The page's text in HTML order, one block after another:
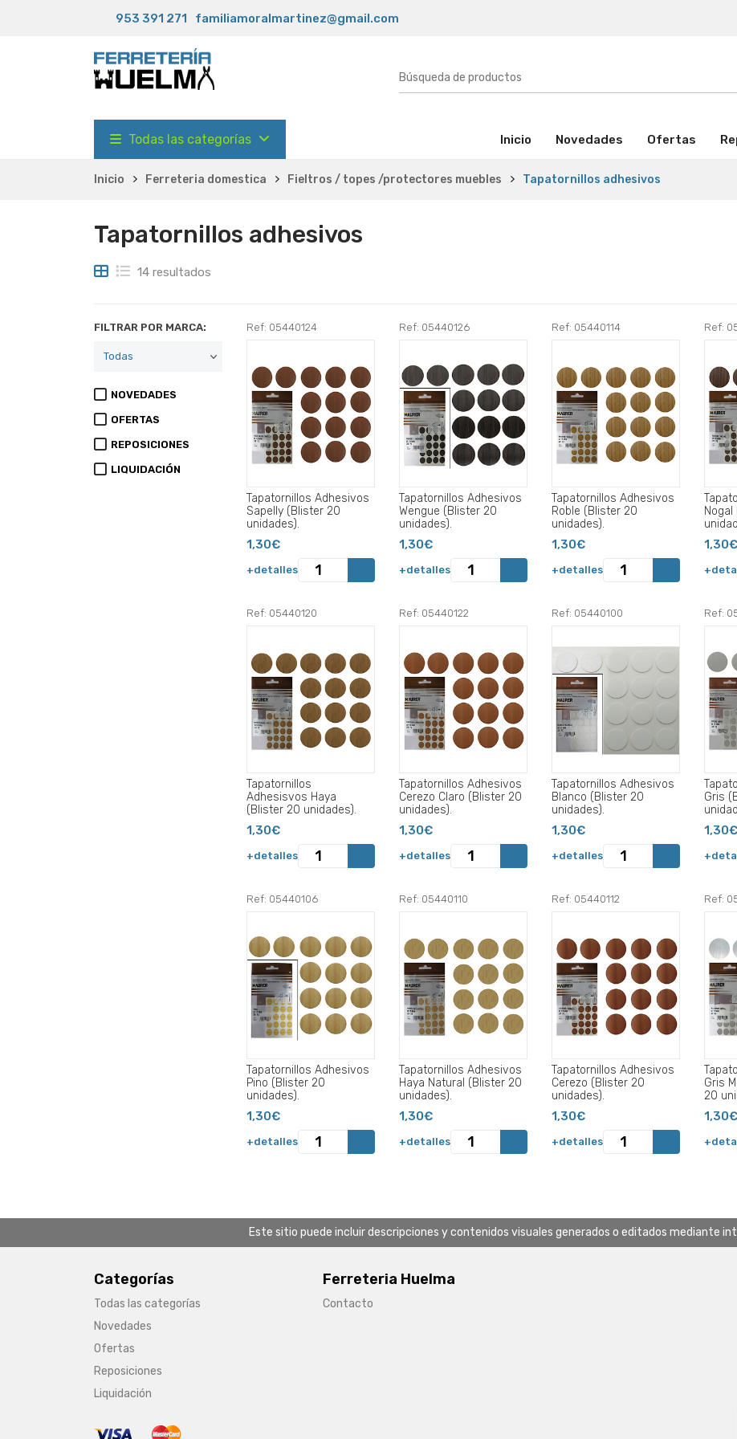
953 391 271 familiamoralmartinez@gmail.com
Todas las categorías Inicio (activo)Novedades Ofertas
Inicio Ferreteria domestica Fieltros / topes /protectores muebles Tapatornillos adhesivos
Tapatornillos adhesivos
14 resultados
FILTRAR POR MARCA:
NOVEDADES
OFERTAS
REPOSICIONES
LIQUIDACIÓN
Ref: 05440124
Tapatornillos Adhesivos
Sapelly (Blister 20
unidades).
1,30€
+detalles
Ref: 05440126
Tapatornillos Adhesivos
Wengue (Blister 20
unidades).
1,30€
+detalles
Ref: 05440114
Tapatornillos Adhesivos
Roble (Blister 20
unidades).
1,30€
+detalles
Ref:
1,30€
Ref: 05440120
Tapatornillos
Adhesisvos Haya
(Blister 20 unidades).
1,30€
+detalles
Ref: 05440122
Tapatornillos Adhesivos
Cerezo Claro (Blister 20
unidades).
1,30€
+detalles
Ref: 05440100
Tapatornillos Adhesivos
Blanco (Blister 20
unidades).
1,30€
+detalles
Ref:
Gris
1,30€
Ref: 05440106
Tapatornillos Adhesivos
Pino (Blister 20
unidades).
1,30€
+detalles
Ref: 05440110
Tapatornillos Adhesivos
Haya Natural (Blister 20
unidades).
1,30€
+detalles
Ref: 05440112
Tapatornillos Adhesivos
Cerezo (Blister 20
unidades).
1,30€
+detalles
Ref:
Gris
20
1,30€
Este sitio puede incluir descripciones y contenidos visuales generados o editados mediante
Categorías
Todas las categorías
Novedades
Ofertas
Reposiciones
Liquidación
Ferreteria Huelma
Contacto